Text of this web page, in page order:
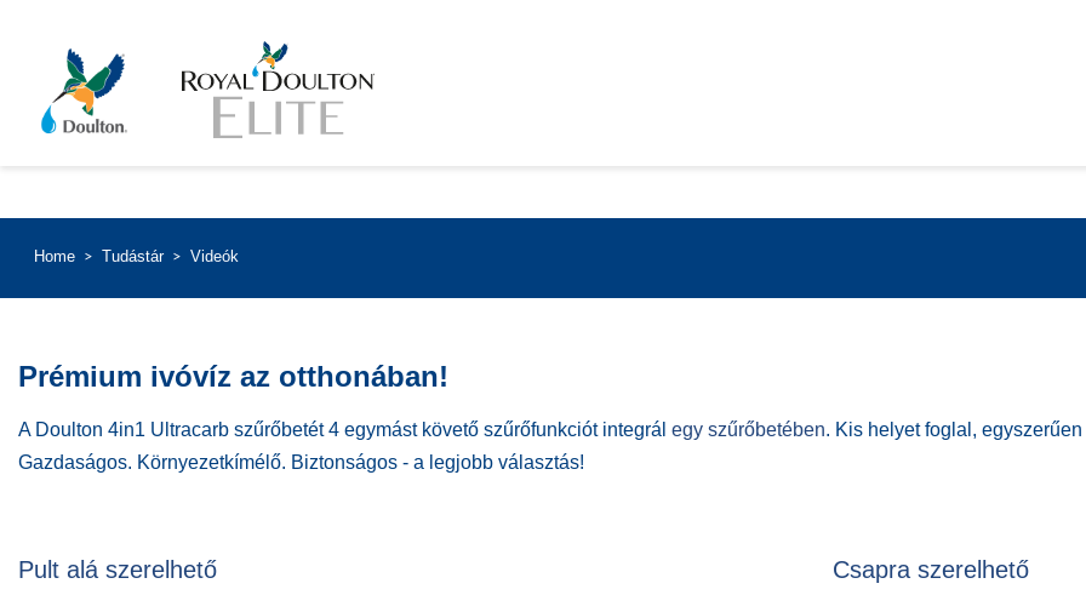
Home Tudástár Videók
Prémium ivóvíz az otthonában!
A Doulton 4in1 Ultracarb szűrőbetét 4 egymást követő szűrőfunkciót integrál egy szűrőbetében. Kis helyet foglal,
Gazdaságos. Környezetkímélő. Biztonságos - a legjobb választás!
Pult alá szerelhető Csapra szerelhető